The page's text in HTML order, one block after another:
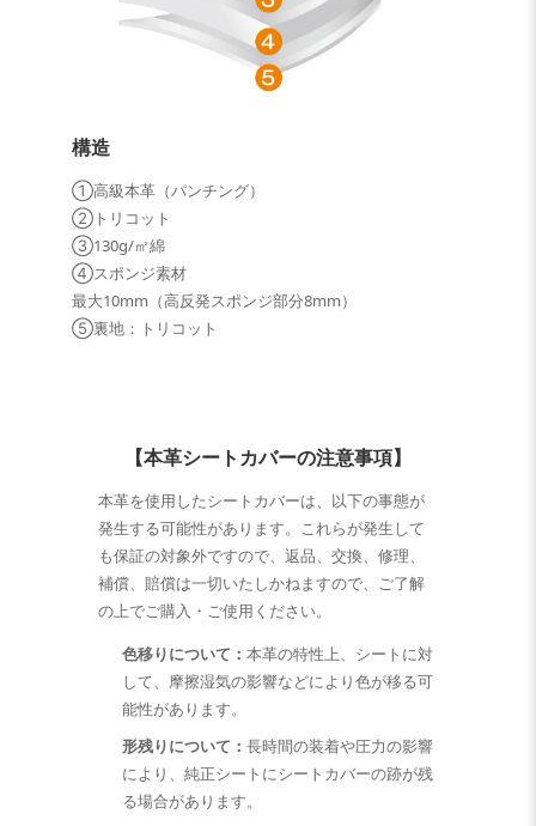
構造
①高級本革（パンチング）
②トリコット
③130g/㎡綿
④スポンジ素材
最大10mm（高反発スポンジ部分8mm）
⑤裏地：トリコット
【本革シートカバーの注意事項】
本革を使用したシートカバーは、以下の事態が
発生する可能性があります。これらが発生して
も保証の対象外ですので、返品、交換、修理、
補償、賠償は一切いたしかねますので、ご了解
の上でご購入・ご使用ください。
色移りについて： 本革の特性上、シートに対
して、摩擦湿気の影響などにより色が移る可
能性があります。
形残りについて： 長時間の装着や圧力の影響
により、純正シートにシートカバーの跡が残
る場合があります。